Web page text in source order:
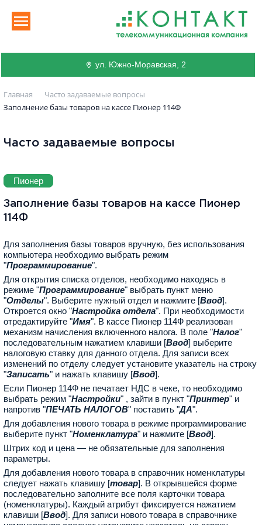
ул. Южно-Моравская, 2
Главная
Часто задаваемые вопросы
Заполнение базы товаров на кассе Пионер 114Ф
Часто задаваемые вопросы
Пионер
Заполнение базы товаров на кассе Пионер
114Ф
Для заполнения базы товаров вручную, без использования
компьютера необходимо выбрать режим
"Программирование".
Для открытия списка отделов, необходимо находясь в
режиме "Программирование" выбрать пункт меню
"Отделы". Выберите нужный отдел и нажмите [Ввод].
Откроется окно "Настройка отдела". При необходимости
отредактируйте "Имя". В кассе Пионер 114Ф реализован
механизм начисления включенного налога. В поле "Налог"
последовательным нажатием клавиши [Ввод] выберите
налоговую ставку для данного отдела. Для записи всех
изменений по отделу следует установите указатель на строку
"Записать" и нажать клавишу [Ввод].
Если Пионер 114Ф не печатает НДС в чеке, то необходимо
выбрать режим "Настройки" , зайти в пункт "Принтер" и
напротив "ПЕЧАТЬ НАЛОГОВ" поставить "ДА".
Для добавления нового товара в режиме программирование
выберите пункт "Номенклатура" и нажмите [Ввод].
Штрих код и цена — не обязательные для заполнения
параметры.
Для добавления нового товара в справочник номенклатуры
следует нажать клавишу [товар]. В открывшейся форме
последовательно заполните все поля карточки товара
(номенклатуры). Каждый атрибут фиксируется нажатием
клавиши [Ввод]. Для записи нового товара в справочнике